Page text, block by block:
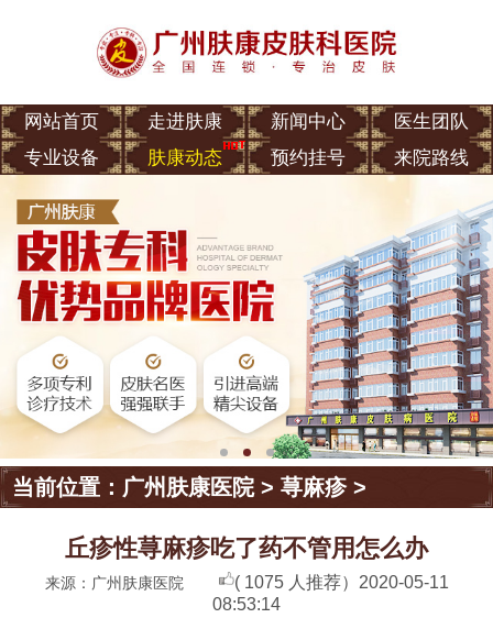
网站首页 走进肤康 新闻中心
医生团队
专业设备
肤康动态 预约挂号 来院路线
当前位置： 广州肤康医院>荨麻疹>
丘疹性荨麻疹吃了药不管用怎么办
来源：广州肤康医院 ( 1075 人推荐） 2020-05-11
08:53:14